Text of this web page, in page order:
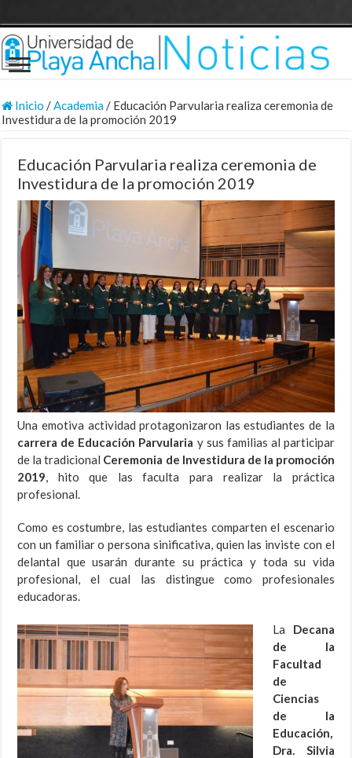
Inicio /Academia/ Educación Parvularia realiza ceremonia de
Investidura de la promoción 2019
Educación Parvularia realiza ceremonia de
Investidura de la promoción 2019
Una emotiva actividad protagonizaron las estudiantes de la
carrera de Educación Parvularia y sus familias al participar
de la tradicional Ceremonia de Investidura de la promoción
2019, hito que las faculta para realizar la práctica
profesional.
Como es costumbre, las estudiantes comparten el escenario
con un familiar o persona sinificativa, quien las inviste con el
delantal que usarán durante su práctica y toda su vida
profesional, el cual las distingue como profesionales
educadoras.
La Decana
de la
Facultad
de
Ciencias
de la
Educación,
Dra. Silvia